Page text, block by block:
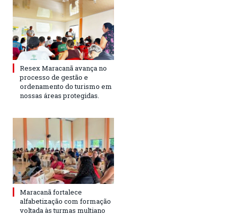
Resex Maracanã avança no
processo de gestão e
ordenamento do turismo em
nossas áreas protegidas.
Maracanã fortalece
alfabetização com formação
voltada às turmas multiano